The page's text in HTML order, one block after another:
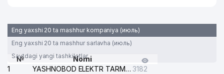
Eng yaxshi 20 ta mashhur kompaniya (июль)
Eng yaxshi 20 ta mashhur sarlavha (июль)
Saytdagi yangi tashkilotlar
№
Nomi
1
YASHNOBOD ELEKTR TARMOG'I NOSOZLIKLARI XIZMATI 3182